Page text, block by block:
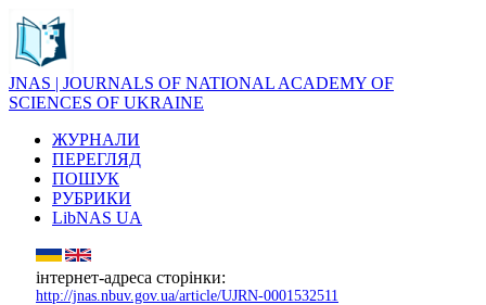
JNAS | JOURNALS OF NATIONAL ACADEMY OF
SCIENCES OF UKRAINE
ЖУРНАЛИ
ПЕРЕГЛЯД
ПОШУК
РУБРИКИ
LibNAS UA
інтернет-адреса сторінки:
http://jnas.nbuv.gov.ua/article/UJRN-0001532511